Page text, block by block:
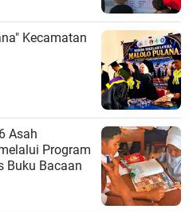
Kecamatan
Asah
Program
Buku Bacaan